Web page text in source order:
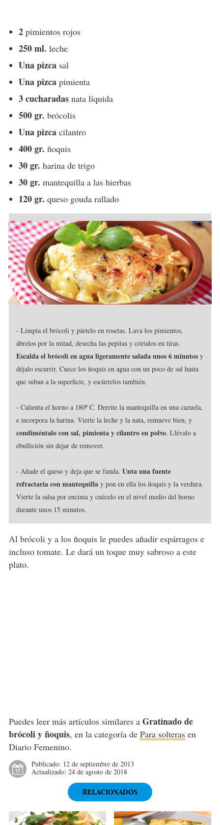
2pimientos rojos
250 ml. leche
Una pizcasal
Una pizcapimienta
3 cucharadasnata líquida
500 gr. brócolis
Una pizcacilantro
400 gr. ñoquis
30 gr. harina de trigo
30 gr. mantequilla a las hierbas
120 gr. queso gouda rallado
- Limpia el brócoli y pártelo en rosetas. Lava los pimientos,
ábrelos por la mitad, desecha las pepitas y córtalos en tiras.
Escalda el brócoli en agua ligeramente salada unos 6 minutosy
déjalo escurrir. Cuece los ñoquis en agua con un poco de sal hasta
que suban a la superficie, y escúrrelos también.
- Calienta el horno a 180º C. Derrite la mantequilla en una cazuela,
e incorpora la harina. Vierte la leche y la nata, remueve bien, y
condiméntalo con sal, pimienta y cilantro en polvo. Llévalo a
ebullición sin dejar de remover.
- Añade el queso y deja que se funda. Unta una fuente
refractaria con mantequilla y pon en ella los ñoquis y la verdura.
Vierte la salsa por encima y cuécelo en el nivel medio del horno
durante unos 15 minutos.
Al brócoli y a los ñoquis le puedes añadir espárragos e
incluso tomate. Le dará un toque muy sabroso a este
plato.
Puedes leer más artículos similares a Gratinado de
brócoli y ñoquis, en la categoría de Para solterasen
Diario Femenino.
Publicado: 12 de septiembre de 2013
Actualizado: 24 de agosto de 2018
RELACIONADOS